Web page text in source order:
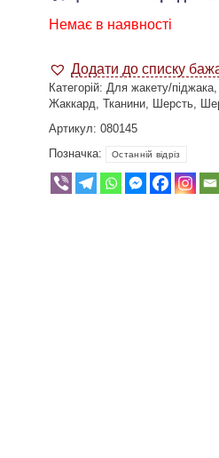
Немає в наявності
Додати до списку
Категорій: Для жакету/піджака,
Жаккард, Тканини, Шерсть,
Артикул: 080145
Позначка:
Останній відріз